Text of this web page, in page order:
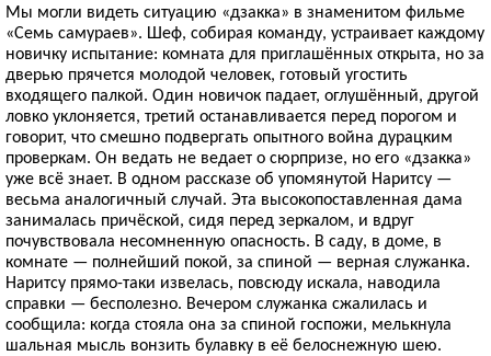
Мы могли видеть ситуацию «дзакка» в знаменитом фильме
«Семь самураев». Шеф, собирая команду, устраивает каждому
новичку испытание: комната для приглашённых открыта, но за
дверью прячется молодой человек, готовый угостить
входящего палкой. Один новичок падает, оглушённый, другой
ловко уклоняется, третий останавливается перед порогом и
говорит, что смешно подвергать опытного война дурацким
проверкам. Он ведать не ведает о сюрпризе, но его «дзакка»
уже всё знает. В одном рассказе об упомянутой Наритсу —
весьма аналогичный случай. Эта высокопоставленная дама
занималась причёской, сидя перед зеркалом, и вдруг
почувствовала несомненную опасность. В саду, в доме, в
комнате — полнейший покой, за спиной — верная служанка.
Наритсу прямо-таки извелась, повсюду искала, наводила
справки — бесполезно. Вечером служанка сжалилась и
сообщила: когда стояла она за спиной госпожи, мелькнула
шальная мысль вонзить булавку в её белоснежную шею.